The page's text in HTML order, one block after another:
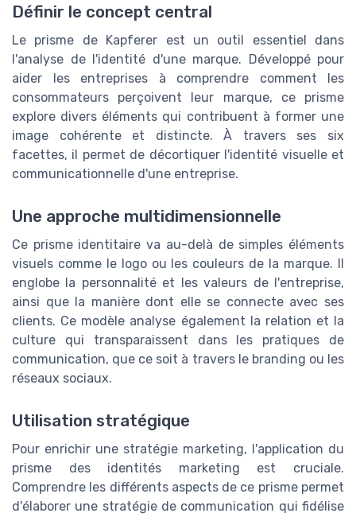
Définir le concept central
Le prisme de Kapferer est un outil essentiel dans
l'analyse de l'identité d'une marque. Développé pour
aider les entreprises à comprendre comment les
consommateurs perçoivent leur marque, ce prisme
explore divers éléments qui contribuent à former une
image cohérente et distincte. À travers ses six
facettes, il permet de décortiquer l'identité visuelle et
communicationnelle d'une entreprise.
Une approche multidimensionnelle
Ce prisme identitaire va au-delà de simples éléments
visuels comme le logo ou les couleurs de la marque. Il
englobe la personnalité et les valeurs de l'entreprise,
ainsi que la manière dont elle se connecte avec ses
clients. Ce modèle analyse également la relation et la
culture qui transparaissent dans les pratiques de
communication, que ce soit à travers le branding ou les
réseaux sociaux.
Utilisation stratégique
Pour enrichir une stratégie marketing, l'application du
prisme des identités marketing est cruciale.
Comprendre les différents aspects de ce prisme permet
d'élaborer une stratégie de communication qui fidélise